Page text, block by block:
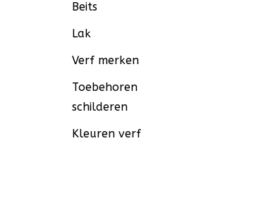
Beits
Lak
Verf merken
Toebehoren
schilderen
Kleuren verf